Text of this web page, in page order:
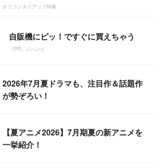
オリコンタイアップ特集
自販機にピッ！ですぐに買えちゃう
（PR）ジハンピ
2026年7月夏ドラマも、注目作＆話題作
が勢ぞろい！
【夏アニメ2026】7月期夏の新アニメを
一挙紹介！